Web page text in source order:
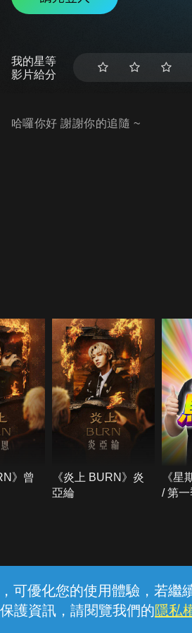
可優化您的使用體驗，若
護資訊，請閱覽我們的隱私
我的星等
影片給分
哈囉你好 謝謝你的追隨 ~
》曾
《炎上 BURN》炎
亞綸
《星
/ 第
線上客服 服務條款
中華電信股份有限公司個人家庭分公司 (